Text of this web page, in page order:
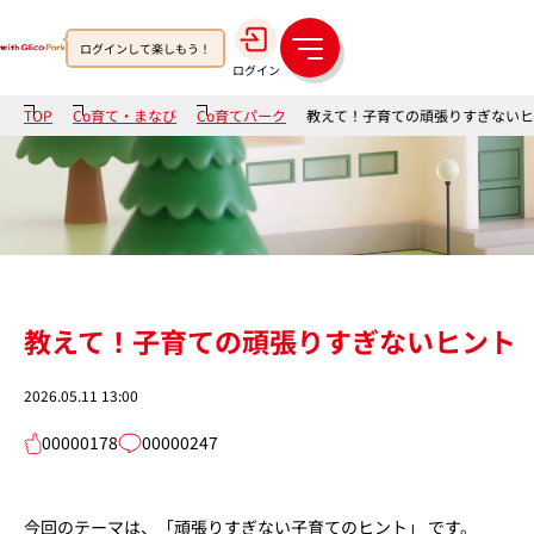
ログインして楽しもう！
ログイン
メ
ニ
ュ
TOP Co育て・まなび Co育てパーク 教えて！子育ての頑張りすぎない
教えて！子育ての頑張りすぎないヒント
2026.05.11 13:00
00000178 00000247
今回のテーマは、 「頑張りすぎない子育てのヒント」 です。